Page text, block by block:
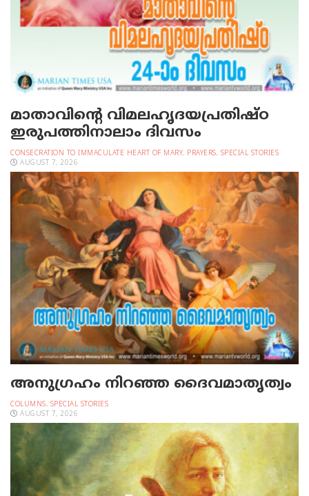
മാതാവിന്റെ വിമലഹൃദയപ്രതിഷ്ഠ
ഇരുപത്തിനാലാം ദിവസം
CONSECRATION TO IMMACULATE HEART OF MARY, PRAYERS, SPECIAL STORIES
AUGUST 7, 2026
അനുഗ്രഹം നിറഞ്ഞ ദൈവമാതൃത്വം
COLUMNS, SPECIAL STORIES
AUGUST 7, 2026